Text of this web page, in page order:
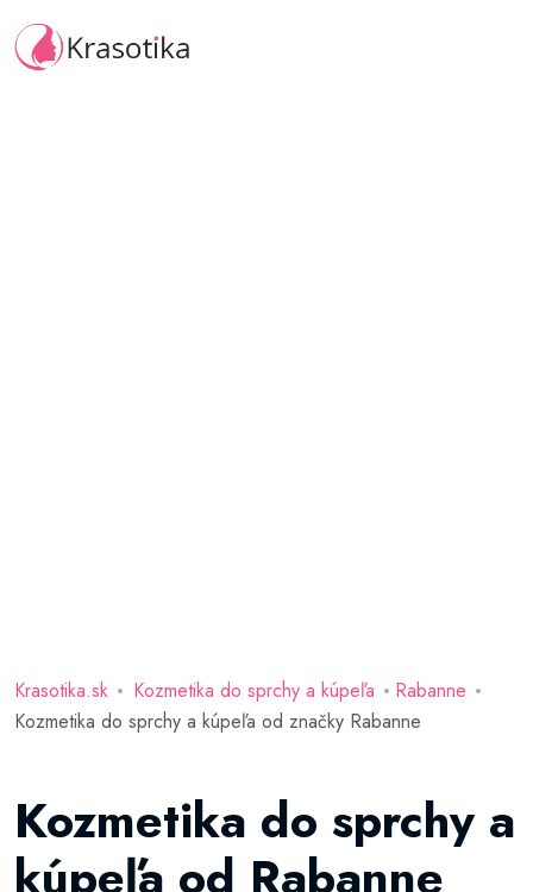
Krasotika.sk Kozmetika do sprchy a kúpeľa
Rabanne
Kozmetika do sprchy a kúpeľa od značky Rabanne
Kozmetika do sprchy a
kúpeľa od Rabanne